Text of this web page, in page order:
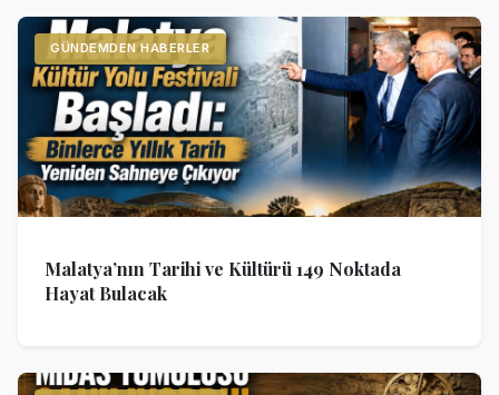
GÜNDEMDEN HABERLER
Malatya’nın Tarihi ve Kültürü 149 Noktada
Hayat Bulacak